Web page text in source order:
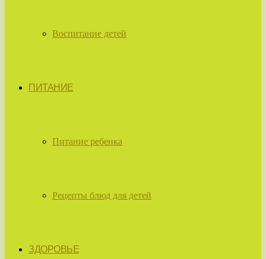
Воспитание детей
ПИТАНИЕ
Питание ребенка
Рецепты блюд для детей
ЗДОРОВЬЕ